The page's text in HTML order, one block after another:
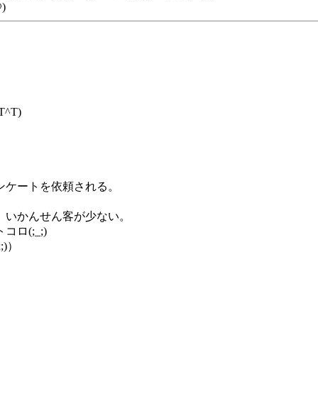
ートを依頼される。
かんせん客が少ない。
コロ(;_;)